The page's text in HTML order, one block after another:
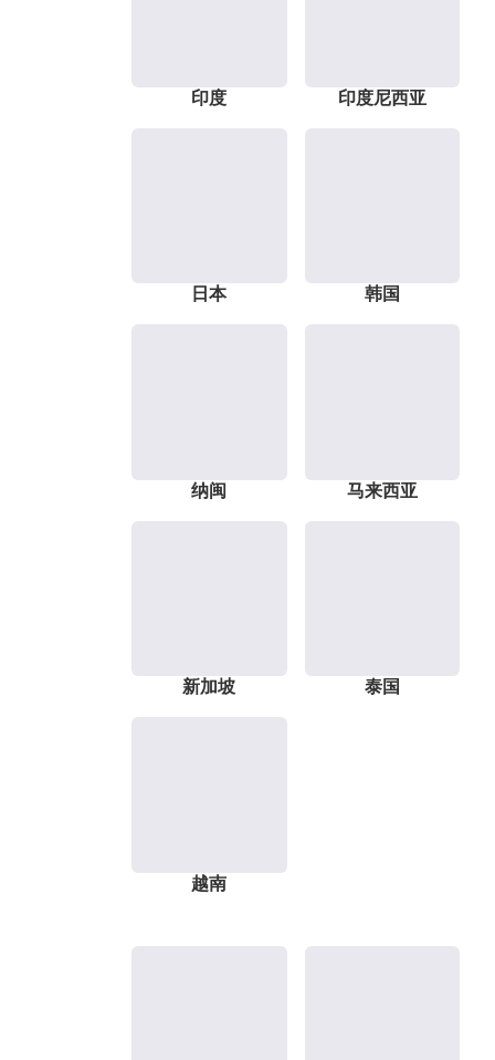
印度 印度尼西亚
日本 韩国
纳闽 马来西亚
新加坡 泰国
越南